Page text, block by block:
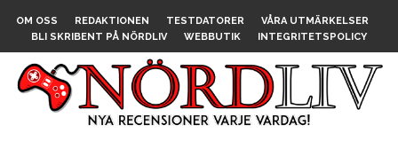
OM OSS REDAKTIONEN TESTDATORER
VÅRA UTMÄRKELSER
BLI SKRIBENT PÅ NÖRDLIV
WEBBUTIK INTEGRITETSPOLICY